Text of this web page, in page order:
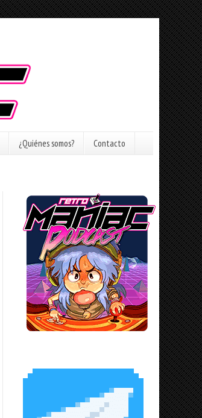
¿Quiénes somos? Contacto